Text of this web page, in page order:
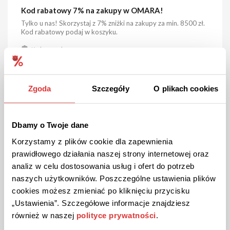
Zgoda Szczegóły O plikach cookies
Dbamy o Twoje dane
Korzystamy z plików cookie dla zapewnienia
prawidłowego działania naszej strony internetowej oraz
analiz w celu dostosowania usług i ofert do potrzeb
naszych użytkowników. Poszczególne ustawienia plików
cookies możesz zmieniać po kliknięciu przycisku
„Ustawienia”. Szczegółowe informacje znajdziesz
również w naszej polityce prywatności
Kod rabatowy 7% na zakupy w OMARA!
Tylko u nas! Skorzystaj z 7% zniżki na zakupy za min. 8500 zł.
Kod rabatowy podaj w koszyku.
Kod sprawdzony
POKAŻ KOD